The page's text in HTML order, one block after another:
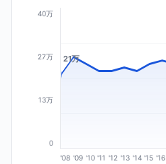
40万
27万
13万
0
21万
'08 '09 '10 '11 '12 '13 '14 '15 '16